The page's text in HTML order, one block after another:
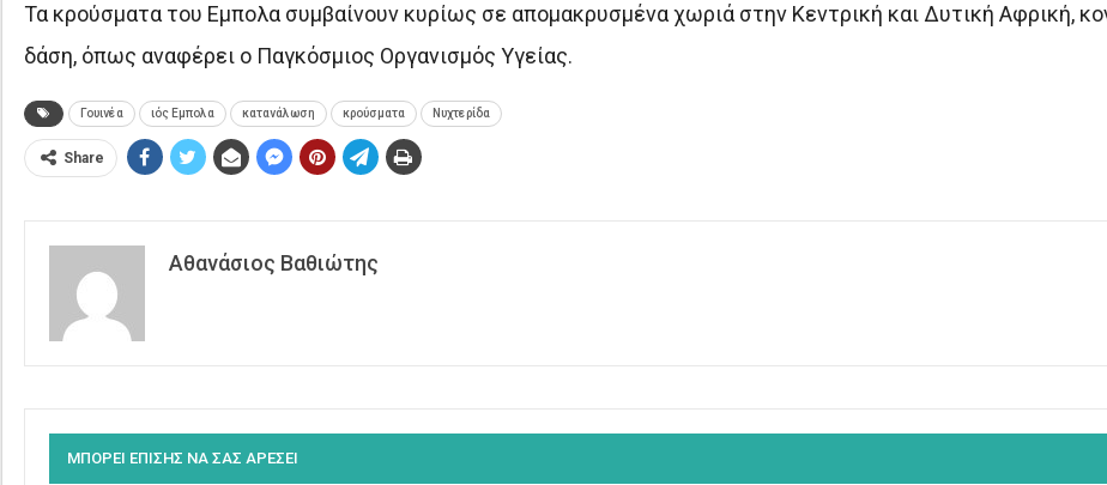
Τα κρούσματα του Εμπολα συμβαίνουν κυρίως σε απομακρυσμένα χωριά στην Κεντρική και Δυτική Αφρική,
δάση, όπως αναφέρει ο Παγκόσμιος Οργανισμός Υγείας.
Γουινέα ιός Εμπολα κατανάλωση κρούσματα Νυχτερίδα
Share
Αθανάσιος Βαθιώτης
ΜΠΟΡΕΙ ΕΠΙΣΗΣ ΝΑ ΣΑΣ ΑΡΕΣΕΙ